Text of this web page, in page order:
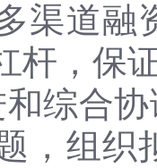
渠道融
杆，保
综合
，组织